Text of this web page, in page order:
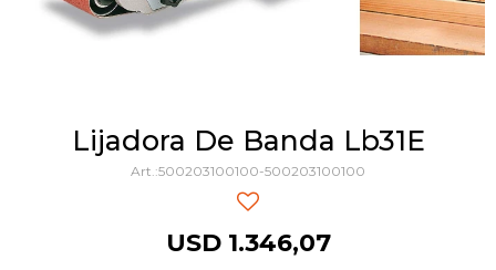
Lijadora De Banda Lb31E
500203100100-500203100100
USD 1.346,07